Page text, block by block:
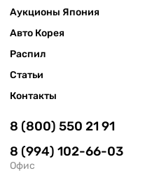
Аукционы Япония
Авто Корея
Распил
Статьи
Контакты
8 (800) 550 21 91
8 (994) 102-66-03
Офис